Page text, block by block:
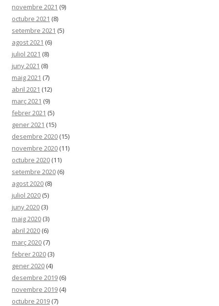
novembre 2021 (9)
octubre 2021 (8)
setembre 2021 (5)
agost 2021 (6)
juliol 2021 (8)
juny 2021 (8)
maig 2021 (7)
abril 2021 (12)
març 2021 (9)
febrer 2021 (5)
gener 2021 (15)
desembre 2020 (15)
novembre 2020 (11)
octubre 2020 (11)
setembre 2020 (6)
agost 2020 (8)
juliol 2020 (5)
juny 2020 (3)
maig 2020 (3)
abril 2020 (6)
març 2020 (7)
febrer 2020 (3)
gener 2020 (4)
desembre 2019 (6)
novembre 2019 (4)
octubre 2019 (7)